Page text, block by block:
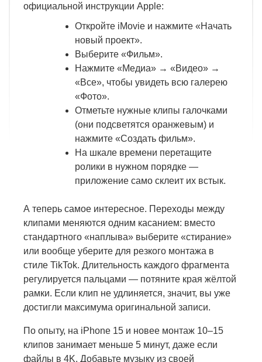
официальной инструкции Apple:
Откройте iMovie и нажмите «Начать
новый проект».
Выберите «Фильм».
Нажмите «Медиа» → «Видео» →
«Все», чтобы увидеть всю галерею
«Фото».
Отметьте нужные клипы галочками
(они подсветятся оранжевым) и
нажмите «Создать фильм».
На шкале времени перетащите
ролики в нужном порядке —
приложение само склеит их встык.
А теперь самое интересное. Переходы между
клипами меняются одним касанием: вместо
стандартного «наплыва» выберите «стирание»
или вообще уберите для резкого монтажа в
стиле TikTok. Длительность каждого фрагмента
регулируется пальцами — потяните края жёлтой
рамки. Если клип не удлиняется, значит, вы уже
достигли максимума оригинальной записи.
По опыту, на iPhone 15 и новее монтаж 10–15
клипов занимает меньше 5 минут, даже если
файлы в 4K. Добавьте музыку из своей